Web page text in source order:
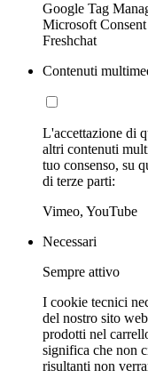
Google Tag
Microsoft
Freshchat
Contenuti
L'accettazione di
altri contenuti
tuo consenso, su
di terze parti:
Vimeo, YouTube
Necessari
Sempre attivo
I cookie tecnici
del nostro sito
prodotti nel
significa che non
risultanti non